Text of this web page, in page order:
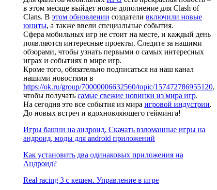
в этом месяце выйдет новое дополнение для Clash of
Clans. В этом обновлении создатели включили новые
юниты, а также ввели специальные события.
Сфера мобильных игр не стоит на месте, и каждый день
появляются интересные проекты. Следите за нашими
обзорами, чтобы узнать первыми о самых интересных
играх и событиях в мире игр.
Кроме того, обязательно подписаться на наш канал
нашими новостями в
https://ok.ru/group/70000006632560/topic/157472786955120,
чтобы получать самые свежие новинки из мира игр.
На сегодня это все события из мира игровой индустрии.
До новых встреч и вдохновляющего гейминга!
Игры башни на андроид. Скачать взломанные игры на
андроид, моды для android приложений
Как установить два одинаковых приложения на
Андроид?
Real racing 3 c кешем. Управление в игре